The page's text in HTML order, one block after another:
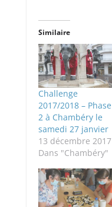
Similaire
Challenge
2017/2018 – Phase
2 à Chambéry le
samedi 27 janvier
13 décembre 2017
Dans "Chambéry"